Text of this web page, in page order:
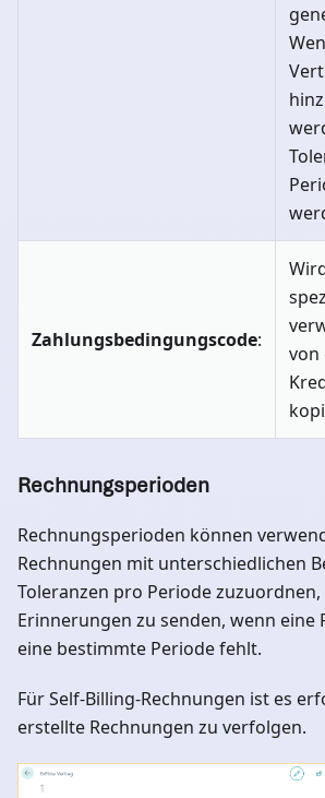
Zahlungsbedingungscode:
von
Rechnungsperioden
Rechnungsperioden können
Rechnungen mit unterschiedlichen
Toleranzen pro Periode
Erinnerungen zu senden, wenn eine
eine bestimmte Periode fehlt.
Für Self-Billing-Rechnungen ist es
erstellte Rechnungen zu verfolgen.